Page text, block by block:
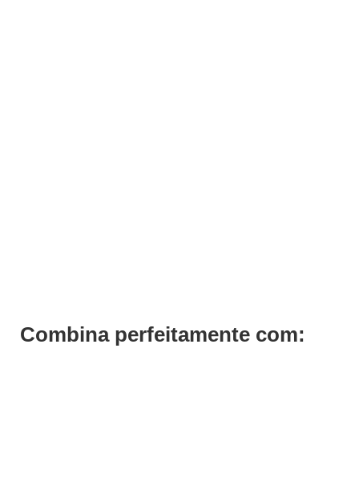
Combina perfeitamente com: